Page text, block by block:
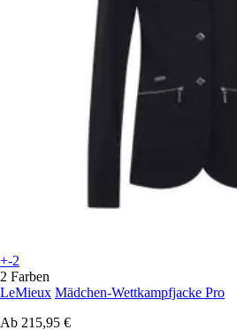
+-2
2 Farben
LeMieux Mädchen-Wettkampfjacke Pro
Ab 215,95 €